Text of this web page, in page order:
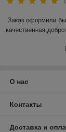
Заказ оформили
О нас
Контакты
Доставка и